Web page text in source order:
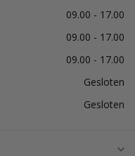
09.00 - 17.00
09.00 - 17.00
09.00 - 17.00
Gesloten
Gesloten